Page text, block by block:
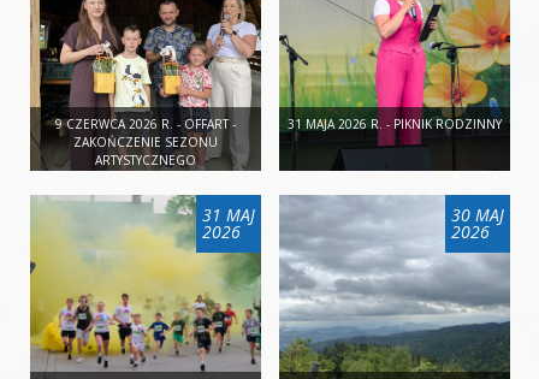
9 CZERWCA 2026 R. - OFFART -
ZAKOŃCZENIE SEZONU
ARTYSTYCZNEGO
31 MAJA 2026 R. - PIKNIK RODZINNY
31 MAJ
2026
30 MAJ
2026